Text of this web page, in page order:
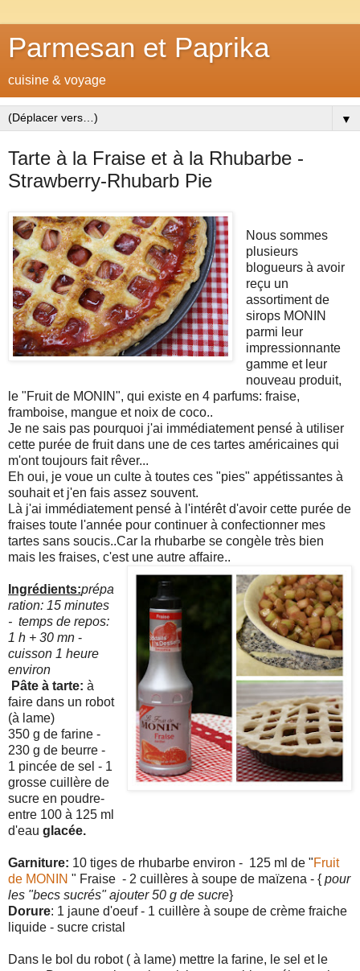
Parmesan et Paprika
cuisine & voyage
▼
Tarte à la Fraise et à la Rhubarbe -
Strawberry-Rhubarb Pie
Nous sommes
plusieurs
blogueurs à avoir
reçu un
assortiment de
sirops MONIN
parmi leur
impressionnante
gamme et leur
nouveau produit,
le "Fruit de MONIN", qui existe en 4 parfums: fraise,
framboise, mangue et noix de coco..
Je ne sais pas pourquoi j'ai immédiatement pensé à utiliser
cette purée de fruit dans une de ces tartes américaines qui
m'ont toujours fait rêver...
Eh oui, je voue un culte à toutes ces "pies" appétissantes à
souhait et j'en fais assez souvent.
Là j'ai immédiatement pensé à l'intérêt d'avoir cette purée de
fraises toute l'année pour continuer à confectionner mes
tartes sans soucis..Car la rhubarbe se congèle très bien
mais les fraises, c'est une autre affaire..
Ingrédients:prépa
ration: 15 minutes
- temps de repos:
1 h + 30 mn -
cuisson 1 heure
environ
Pâte à tarte: à
faire dans un robot
(à lame)
350 g de farine -
230 g de beurre -
1 pincée de sel - 1
grosse cuillère de
sucre en poudre-
entre 100 à 125 ml
d'eau glacée.
Garniture: 10 tiges de rhubarbe environ - 125 ml de "Fruit
de MONIN " Fraise - 2 cuillères à soupe de maïzena - { pour
les "becs sucrés" ajouter 50 g de sucre}
Dorure: 1 jaune d'oeuf - 1 cuillère à soupe de crème fraiche
liquide - sucre cristal
Dans le bol du robot ( à lame) mettre la farine, le sel et le